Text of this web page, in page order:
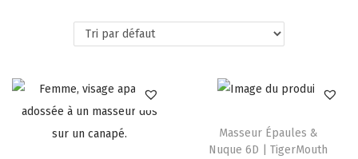
Masseur Épaules &
Nuque 6D | TigerMouth